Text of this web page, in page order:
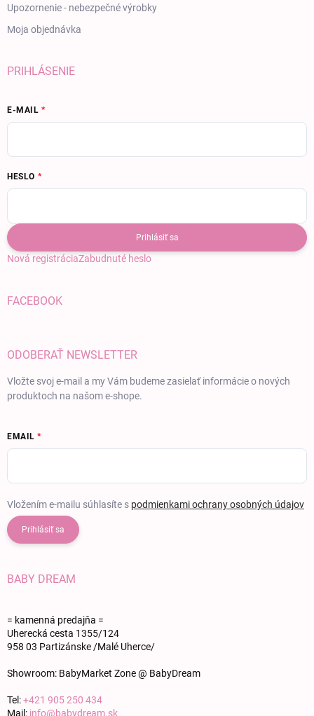
Upozornenie - nebezpečné výrobky
Moja objednávka
PRIHLÁSENIE
E-MAIL
HESLO
Prihlásiť sa
Nová registráciaZabudnuté heslo
FACEBOOK
ODOBERAŤ NEWSLETTER
Vložte svoj e-mail a my Vám budeme zasielať informácie o nových
produktoch na našom e-shope.
EMAIL
Vložením e-mailu súhlasíte s podmienkami ochrany osobných údajov
Prihlásiť sa
BABY DREAM
= kamenná predajňa =
Uherecká cesta 1355/124
958 03 Partizánske /Malé Uherce/
Showroom: BabyMarket Zone @ BabyDream
Tel:+421 905 250 434
Mail: info@babydream.sk